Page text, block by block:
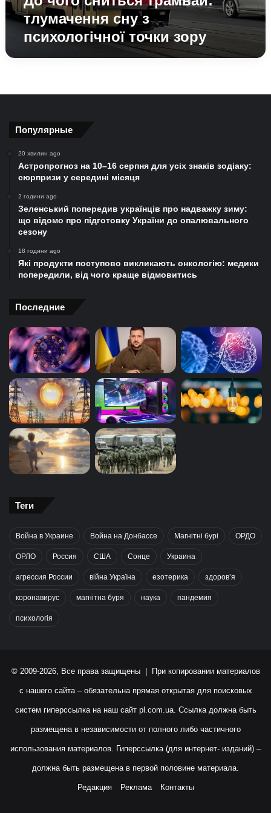
тлумачення сну з
психологічної точки зору
Популярные
20 хвилин ago
Астропрогноз на 10–16 серпня для усіх знаків зодіаку:
сюрпризи у середині місяця
2 години ago
Зеленський попередив українців про надважку зиму:
що відомо про підготовку України до опалювального
сезону
18 години ago
Які продукти поступово викликають онкологію: медики
попередили, від чого краще відмовитись
Последние
Теги
Война в Украине Война на Донбассе Магнітні бурі ОРДО
ОРЛО Россия США Сонце Украина
агрессия России війна Україна езотерика здоров’я
коронавирус магнітна буря наука пандемия
психологія
© 2009-2026, Все права защищены | При копировании материалов
с нашего сайта – обязательна прямая открытая для поисковых
систем гиперссылка на наш сайт pl.com.ua. Ссылка должна быть
размещена в независимости от полного либо частичного
использования материалов. Гиперссылка (для интернет- изданий) –
должна быть размещена в первой половине материала.
Редакция Реклама Контакты